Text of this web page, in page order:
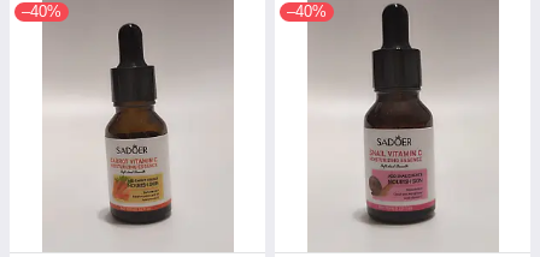
–40% –40%